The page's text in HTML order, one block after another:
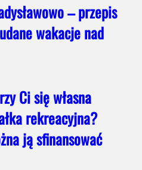
– przepis
wakacje nad
Ci się własna
rekreacyjna?
ją sfinansować